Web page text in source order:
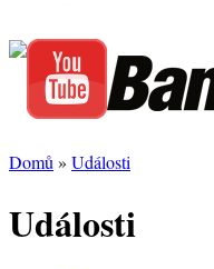
Domů » Události
Události